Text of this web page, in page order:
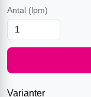
Antal (lpm)
Varianter